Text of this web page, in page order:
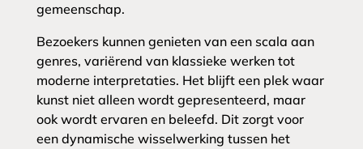
gemeenschap.
Bezoekers kunnen genieten van een scala aan
genres, variërend van klassieke werken tot
moderne interpretaties. Het blijft een plek waar
kunst niet alleen wordt gepresenteerd, maar
ook wordt ervaren en beleefd. Dit zorgt voor
een dynamische wisselwerking tussen het